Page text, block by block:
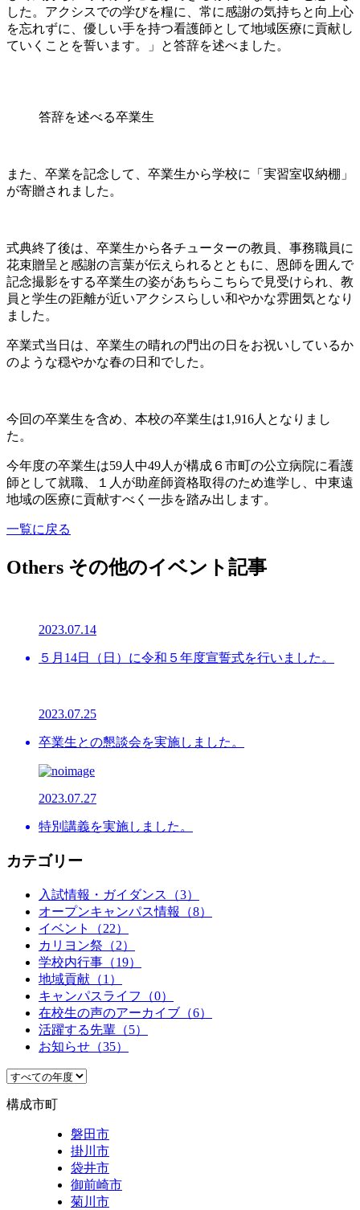
した。アクシスでの学びを糧に、常に感謝の気持ちと向上心
を忘れずに、優しい手を持つ看護師として地域医療に貢献し
ていくことを誓います。」と答辞を述べました。
答辞を述べる卒業生
また、卒業を記念して、卒業生から学校に「実習室収納棚」
が寄贈されました。
式典終了後は、卒業生から各チューターの教員、事務職員に
花束贈呈と感謝の言葉が伝えられるとともに、恩師を囲んで
記念撮影をする卒業生の姿があちらこちらで見受けられ、教
員と学生の距離が近いアクシスらしい和やかな雰囲気となり
ました。
卒業式当日は、卒業生の晴れの門出の日をお祝いしているか
のような穏やかな春の日和でした。
今回の卒業生を含め、本校の卒業生は1,916人となりまし
た。
今年度の卒業生は59人中49人が構成６市町の公立病院に看護
師として就職、１人が助産師資格取得のため進学し、中東遠
地域の医療に貢献すべく一歩を踏み出します。
一覧に戻る
Others その他のイベント記事
2023.07.14
５月14日（日）に令和５年度宣誓式を行いました。
2023.07.25
卒業生との懇談会を実施しました。
2023.07.27
特別講義を実施しました。
カテゴリー
入試情報・ガイダンス（3）
オープンキャンパス情報（8）
イベント（22）
カリヨン祭（2）
学校内行事（19）
地域貢献（1）
キャンパスライフ（0）
在校生の声のアーカイブ（6）
活躍する先輩（5）
お知らせ（35）
構成市町
磐田市
掛川市
袋井市
御前崎市
菊川市